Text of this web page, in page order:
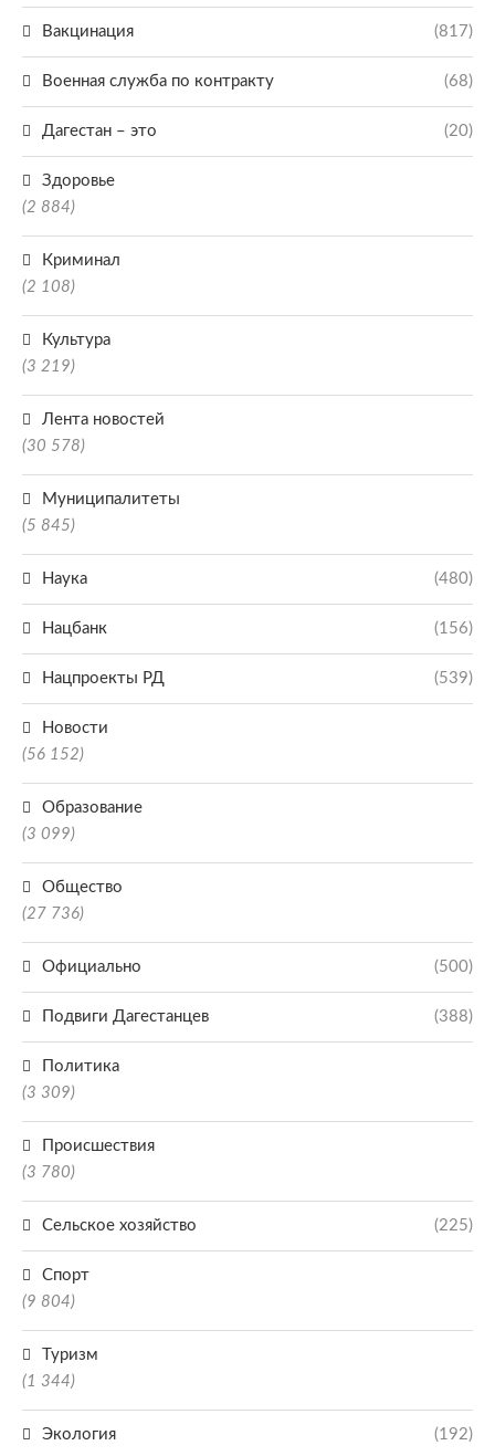
Вакцинация (817)
Военная служба по контракту (68)
Дагестан – это (20)
Здоровье
(2 884)
Криминал
(2 108)
Культура
(3 219)
Лента новостей
(30 578)
Муниципалитеты
(5 845)
Наука (480)
Нацбанк (156)
Нацпроекты РД (539)
Новости
(56 152)
Образование
(3 099)
Общество
(27 736)
Официально (500)
Подвиги Дагестанцев (388)
Политика
(3 309)
Происшествия
(3 780)
Сельское хозяйство (225)
Спорт
(9 804)
Туризм
(1 344)
Экология (192)